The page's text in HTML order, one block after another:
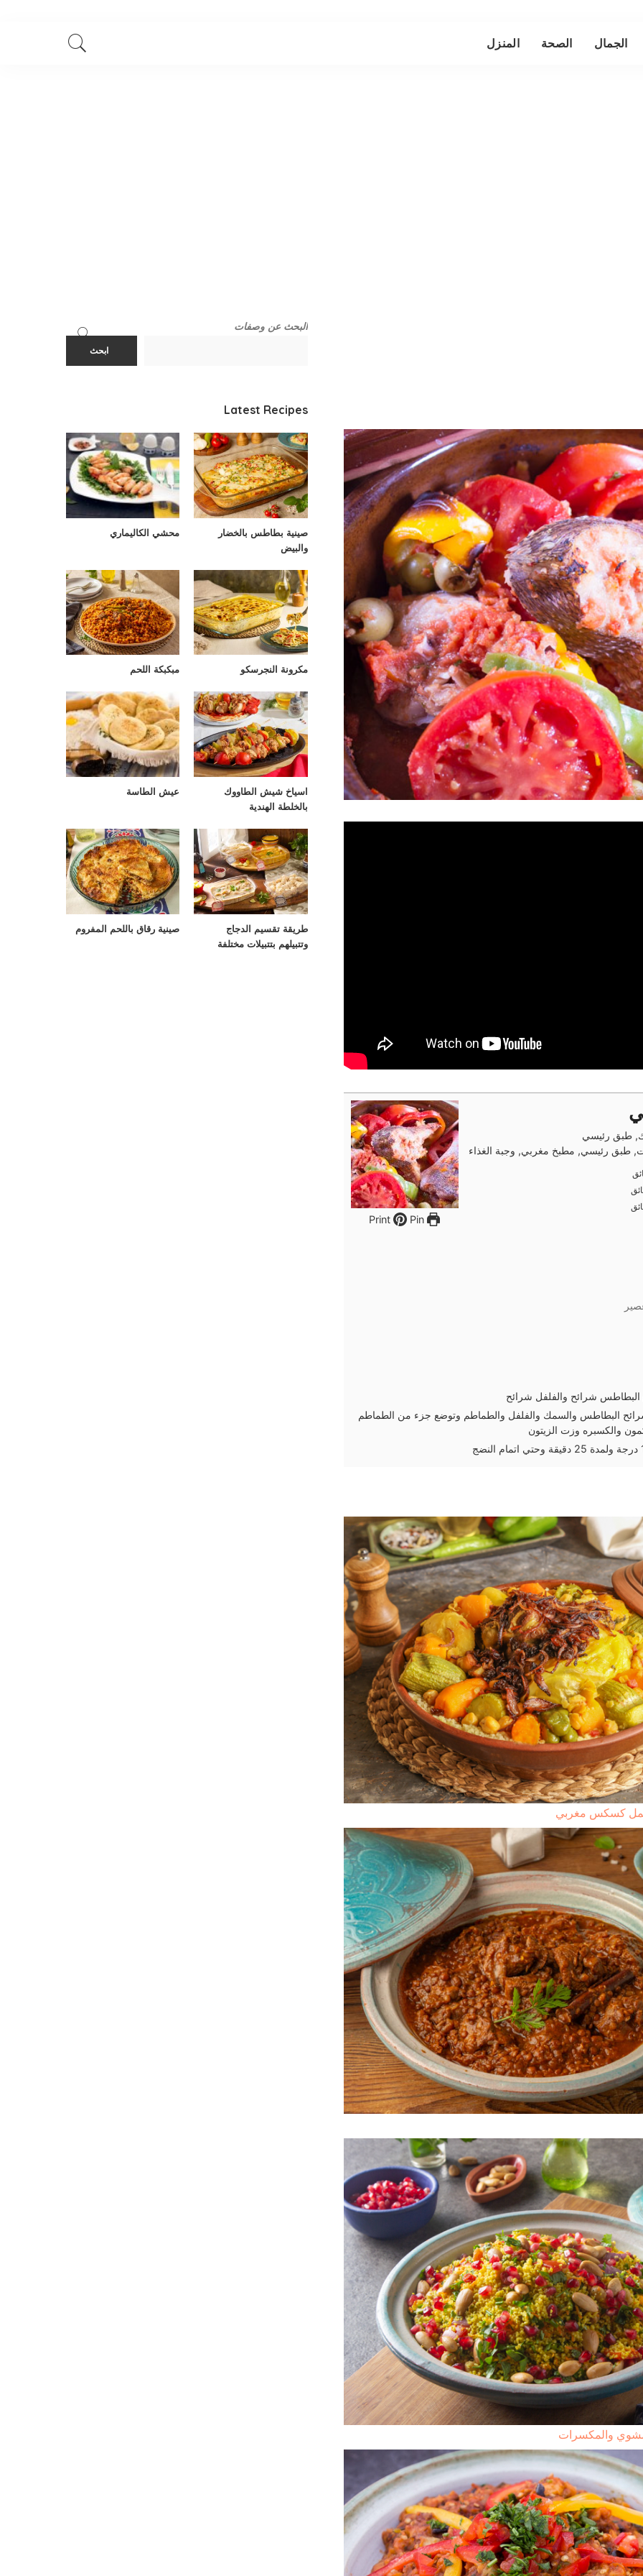
الجمال الصحة المنزل
Print
Pin
طبق رئيسي
طبق رئيسي, مطبخ مغربي, وجبة الغذاء
شرائح والفلفل شرائح
البطاطس والسمك والفلفل والطماطم وتوضع جزء من الطماطم
والكسبره وزت الزيتون
كسكس مغربي
والمكسرات
البحث عن وصفات
ابحث
Latest Recipes
صينية بطاطس بالخضار
والبيض
محشي الكاليماري
مكرونة النجرسكو مبكبكة اللحم
اسياخ شيش الطاووك
بالخلطة الهندية
عيش الطاسة
طريقة تقسيم الدجاج
وتتبيلهم بتتبيلات مختلفة
صينية رقاق باللحم المفروم